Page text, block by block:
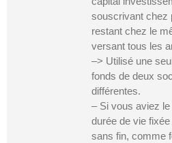
souscrivant chez
restant chez le
versant tous les
–> Utilisé une
fonds de deux
différentes.
– Si vous aviez
durée de vie fixée
sans fin, comme